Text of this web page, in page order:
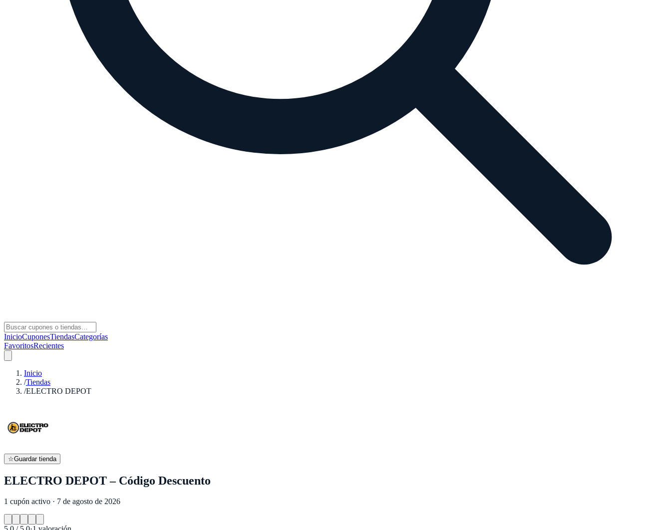
InicioCuponesTiendasCategorías
FavoritosRecientes
Inicio
/Tiendas
/ELECTRO DEPOT
☆Guardar tienda
ELECTRO DEPOT – Código Descuento
1 cupón activo · 7 de agosto de 2026